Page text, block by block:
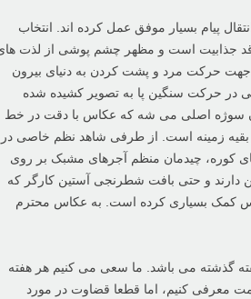
نشستن.
نمایید. شما چگونه چنین صحنه یا عکسی را به